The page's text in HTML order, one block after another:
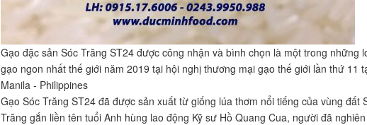
Gạo đặc sản Sóc Trăng ST24 được công nhận và bình chọn là một trong những
gạo ngon nhất thế giới năm 2019 tại hội nghị thương mại gạo thế giới lần thứ 11
Manila - Philippines
Gạo Sóc Trăng ST24 đã được sản xuất từ giống lúa thơm nổi tiếng của vùng đất
Trăng gắn liền tên tuổi Anh hùng lao động Kỹ sư Hồ Quang Cua, người đã nghiên